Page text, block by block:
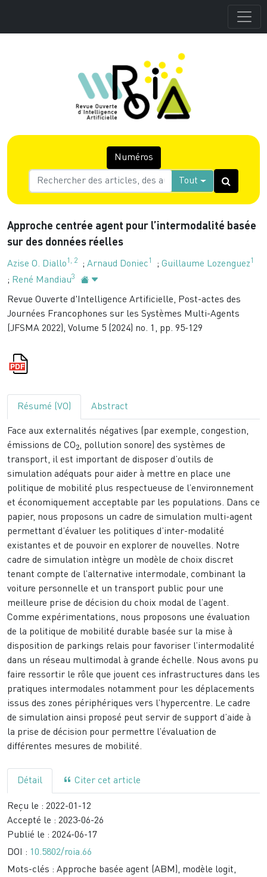
Numéros
Tout
Approche centrée agent pour l’intermodalité basée
sur des données réelles
Azise O. Diallo1 , 2 ; Arnaud Doniec1 ; Guillaume Lozenguez1
; René Mandiau3
Revue Ouverte d'Intelligence Artificielle, Post-actes des
Journées Francophones sur les Systèmes Multi-Agents
(JFSMA 2022), Volume 5 (2024) no. 1, pp. 95-129
Résumé (VO) Abstract
Face aux externalités négatives (par exemple, congestion,
émissions de CO , pollution sonore) des systèmes de
transport, il est important de disposer d’outils de
simulation adéquats pour aider à mettre en place une
politique de mobilité plus respectueuse de l’environnement
et économiquement acceptable par les populations. Dans ce
papier, nous proposons un cadre de simulation multi-agent
permettant d’évaluer les politiques d’inter-modalité
existantes et de pouvoir en explorer de nouvelles. Notre
cadre de simulation intègre un modèle de choix discret
tenant compte de l’alternative intermodale, combinant la
voiture personnelle et un transport public pour une
meilleure prise de décision du choix modal de l’agent.
Comme expérimentations, nous proposons une évaluation
de la politique de mobilité durable basée sur la mise à
disposition de parkings relais pour favoriser l’intermodalité
dans un réseau multimodal à grande échelle. Nous avons pu
faire ressortir le rôle que jouent ces infrastructures dans les
pratiques intermodales notamment pour les déplacements
issus des zones périphériques vers l’hypercentre. Le cadre
de simulation ainsi proposé peut servir de support d’aide à
la prise de décision pour permettre l’évaluation de
différentes mesures de mobilité.
Détail Citer cet article
Reçu le : 2022-01-12
Accepté le : 2023-06-26
Publié le : 2024-06-17
DOI : 10.5802/roia.66
Mots-clés : Approche basée agent (ABM), modèle logit,